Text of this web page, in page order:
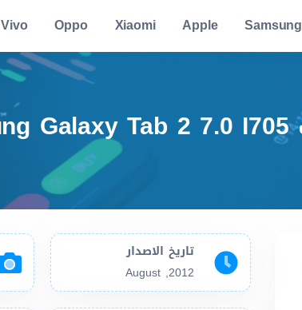
Samsung
Apple
Xiaomi
Oppo
Vivo
تاريخ الاصدار
2012, August